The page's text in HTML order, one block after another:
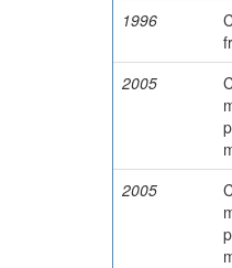
1996
2005
2005